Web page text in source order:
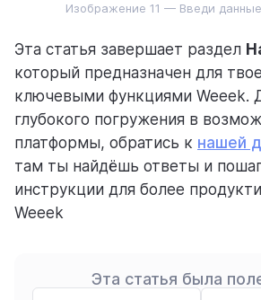
Изображение 11 — Введи
Эта статья завершает раздел
который предназначен для
ключевыми функциями Weeek.
глубокого погружения в
платформы, обратись к нашей
там ты найдёшь ответы и
инструкции для более
Weeek
Эта статья была